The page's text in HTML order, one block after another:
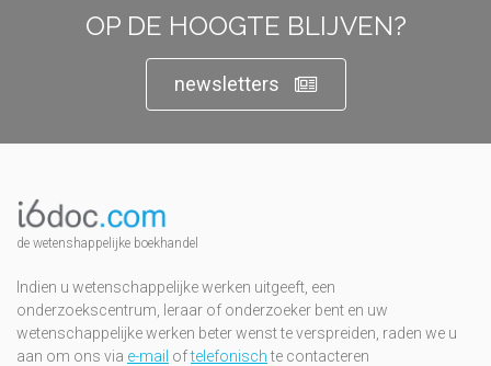
OP DE HOOGTE BLIJVEN?
newsletters
de wetenshappelijke boekhandel
Indien u wetenschappelijke werken uitgeeft, een
onderzoekscentrum, leraar of onderzoeker bent en uw
wetenschappelijke werken beter wenst te verspreiden, raden we u
aan om ons via e-mail oftelefonischte contacteren